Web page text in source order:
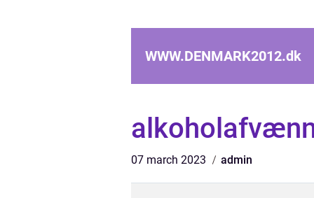
WWW.DENMARK2012.dk
07 march 2023 admin